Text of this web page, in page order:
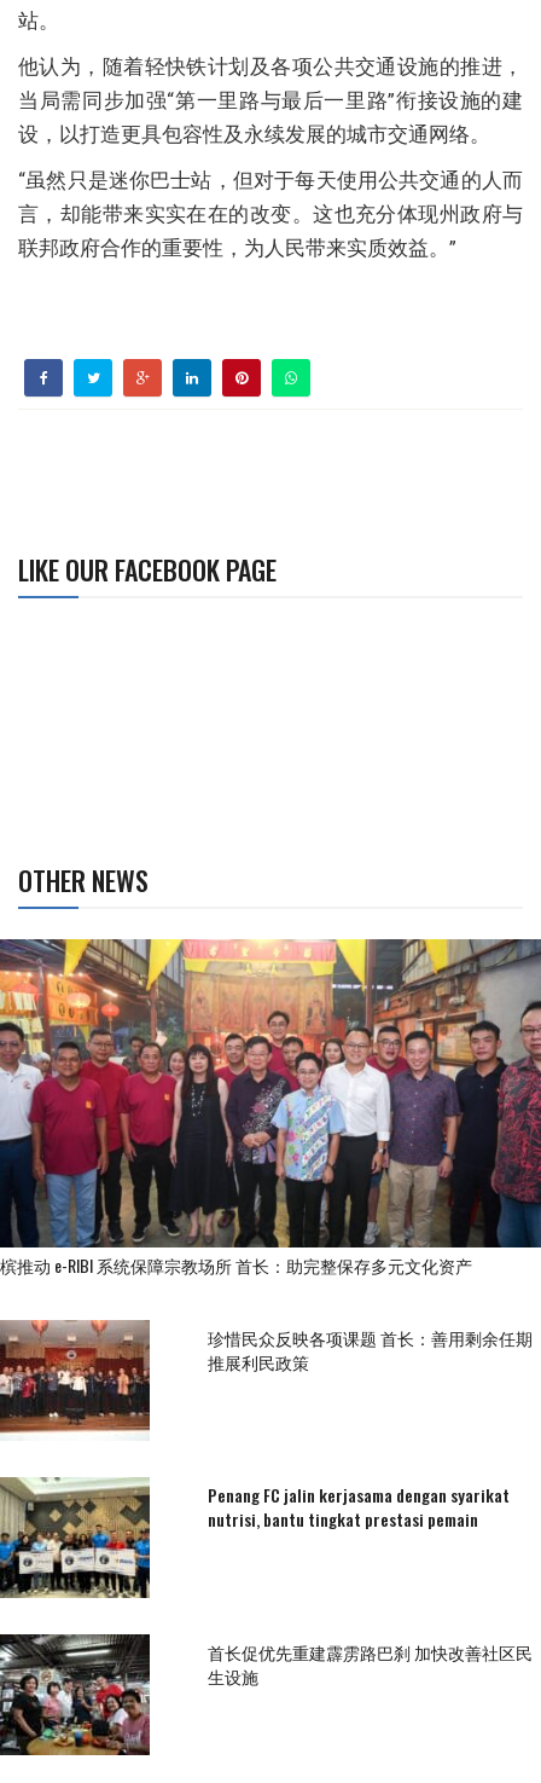
站。
他认为，随着轻快铁计划及各项公共交通设施的推进，
当局需同步加强“第一里路与最后一里路”衔接设施的建
设，以打造更具包容性及永续发展的城市交通网络。
“虽然只是迷你巴士站，但对于每天使用公共交通的人而
言，却能带来实实在在的改变。这也充分体现州政府与
联邦政府合作的重要性，为人民带来实质效益。”
LIKE OUR FACEBOOK PAGE
OTHER NEWS
槟推动 e-RIBI 系统保障宗教场所 首长：助完整保存多元文化资产
珍惜民众反映各项课题 首长：善用剩余任期
推展利民政策
Penang FC jalin kerjasama dengan syarikat
nutrisi, bantu tingkat prestasi pemain
首长促优先重建霹雳路巴刹 加快改善社区民
生设施